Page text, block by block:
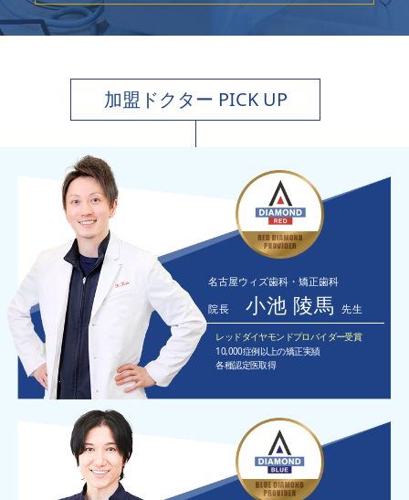
加盟ドクター PICK UP
名古屋ウィズ歯科・矯正歯科
院長
小池 陵馬 先生
レッドダイヤモンドプロバイダー受賞
10,000症例以上の矯正実績
各種認定医取得